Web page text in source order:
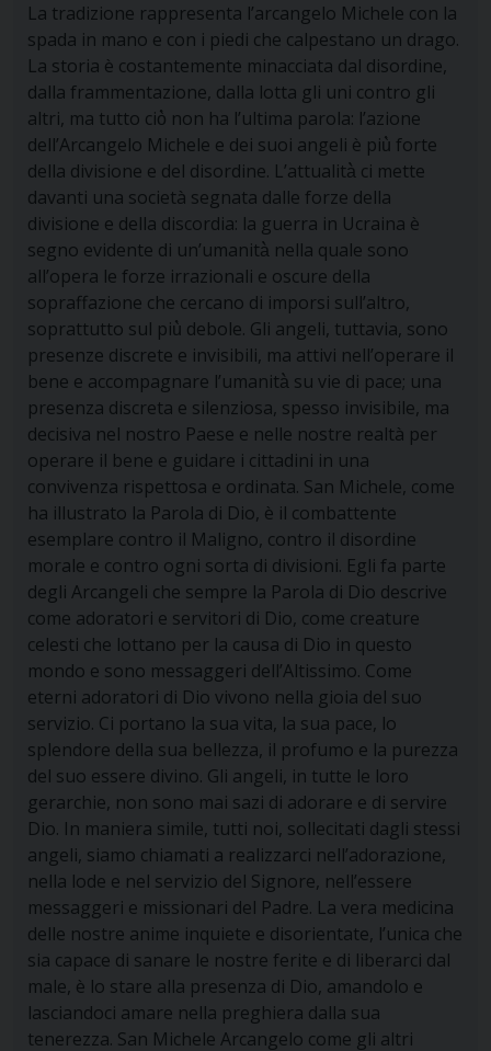
La tradizione rappresenta l’arcangelo Michele con la
spada in mano e con i piedi che calpestano un drago.
La storia è costantemente minacciata dal disordine,
dalla frammentazione, dalla lotta gli uni contro gli
altri, ma tutto ciò̀ non ha l’ultima parola: l’azione
dell’Arcangelo Michele e dei suoi angeli è più̀ forte
della divisione e del disordine. L’attualità̀ ci mette
davanti una società segnata dalle forze della
divisione e della discordia: la guerra in Ucraina è
segno evidente di un’umanità̀ nella quale sono
all’opera le forze irrazionali e oscure della
sopraffazione che cercano di imporsi sull’altro,
soprattutto sul più̀ debole. Gli angeli, tuttavia, sono
presenze discrete e invisibili, ma attivi nell’operare il
bene e accompagnare l’umanità̀ su vie di pace; una
presenza discreta e silenziosa, spesso invisibile, ma
decisiva nel nostro Paese e nelle nostre realtà per
operare il bene e guidare i cittadini in una
convivenza rispettosa e ordinata. San Michele, come
ha illustrato la Parola di Dio, è il combattente
esemplare contro il Maligno, contro il disordine
morale e contro ogni sorta di divisioni. Egli fa parte
degli Arcangeli che sempre la Parola di Dio descrive
come adoratori e servitori di Dio, come creature
celesti che lottano per la causa di Dio in questo
mondo e sono messaggeri dell’Altissimo. Come
eterni adoratori di Dio vivono nella gioia del suo
servizio. Ci portano la sua vita, la sua pace, lo
splendore della sua bellezza, il profumo e la purezza
del suo essere divino. Gli angeli, in tutte le loro
gerarchie, non sono mai sazi di adorare e di servire
Dio. In maniera simile, tutti noi, sollecitati dagli stessi
angeli, siamo chiamati a realizzarci nell’adorazione,
nella lode e nel servizio del Signore, nell’essere
messaggeri e missionari del Padre. La vera medicina
delle nostre anime inquiete e disorientate, l’unica che
sia capace di sanare le nostre ferite e di liberarci dal
male, è lo stare alla presenza di Dio, amandolo e
lasciandoci amare nella preghiera dalla sua
tenerezza. San Michele Arcangelo come gli altri